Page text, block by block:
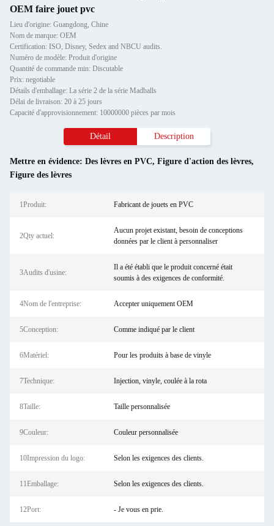
OEM faire jouet pvc
Lieu d'origine: Guangdong, Chine
Nom de marque: OEM
Certification: ISO, Disney, Sedex and NBCU audits.
Numéro de modèle: Produit d'origine
Quantité de commande min: Discutable
Prix: negotiable
Détails d'emballage: La série 2 de la série Madballs
Délai de livraison: 20 à 25 jours
Capacité d'approvisionnement: 10000000 pièces par mois
Détail Description
Mettre en évidence: Des lèvres en PVC, Figure d'action des lèvres,
Figure des lèvres
1Produit: Fabricant de jouets en PVC
2Qty actuel:
Aucun projet existant, besoin de conceptions
données par le client à personnaliser
3Audits d'usine:
Il a été établi que le produit concerné était
soumis à des exigences de conformité.
4Nom de l'entreprise: Accepter uniquement OEM
5Conception: Comme indiqué par le client
6Matériel: Pour les produits à base de vinyle
7Technique: Injection, vinyle, coulée à la rota
8Taille: Taille personnalisée
9Couleur: Couleur personnalisée
10Impression du logo: Selon les exigences des clients.
11Emballage: Selon les exigences des clients.
12Port: - Je vous en prie.